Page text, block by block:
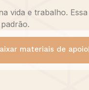
vida e trabalho.
materiais de apoio